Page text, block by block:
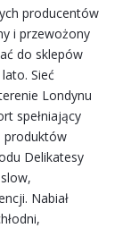
producentów
i przewożony
do sklepów
Sieć
Londynu
spełniający
produktów
Delikatesy
Nabiał